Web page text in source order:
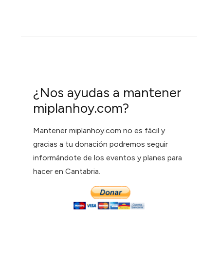
¿Nos ayudas a mantener
miplanhoy.com?
Mantener miplanhoy.com no es fácil y
gracias a tu donación podremos seguir
informándote de los eventos y planes para
hacer en Cantabria.